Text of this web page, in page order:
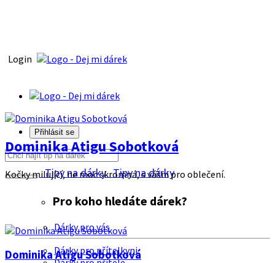
Login
Přihlásit se
Tipy na dárkyTipy na dárky
Pro koho hledáte dárek?
Dárky pro vás
Dárky pro přítelkyni
Dominika Atigu Sobotková
Kočky milující, ne moc skromná, s vášni pro oblečení.
Dominika Atigu Sobotková